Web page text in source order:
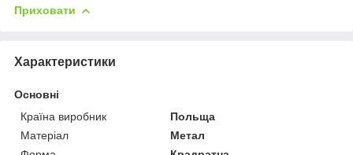
Приховати
Характеристики
Основні
Країна виробник
Польща
Матеріал
Метал